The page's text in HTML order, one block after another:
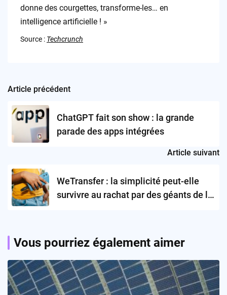
donne des courgettes, transforme-les… en
intelligence artificielle ! »
Source : Techcrunch
Post
navigation
Article précédent
ChatGPT fait son show : la grande
parade des apps intégrées
Article suivant
WeTransfer : la simplicité peut-elle
survivre au rachat par des géants de la
Vous pourriez également aimer